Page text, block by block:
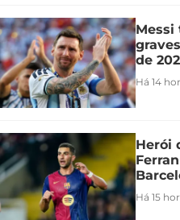
Messi
de
Há 14
Herói
Há 15